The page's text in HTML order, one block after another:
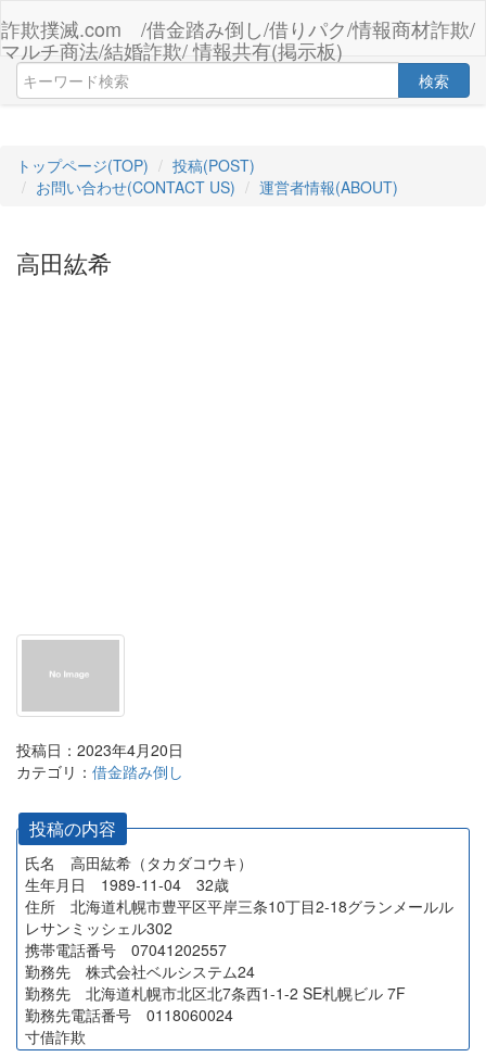
詐欺撲滅.com /借金踏み倒し/借りパク/情報商材詐欺/
マルチ商法/結婚詐欺/ 情報共有(掲示板)
検索
トップページ(TOP)
投稿(POST)
お問い合わせ(CONTACT US)
運営者情報(ABOUT)
高田紘希
投稿日：2023年4月20日
カテゴリ： 借金踏み倒し
投稿の内容
氏名 高田紘希（タカダコウキ）
生年月日 1989-11-04 32歳
住所 北海道札幌市豊平区平岸三条10丁目2-18グランメールル
レサンミッシェル302
携帯電話番号 07041202557
勤務先 株式会社ベルシステム24
勤務先 北海道札幌市北区北7条西1-1-2 SE札幌ビル 7F
勤務先電話番号 0118060024
寸借詐欺